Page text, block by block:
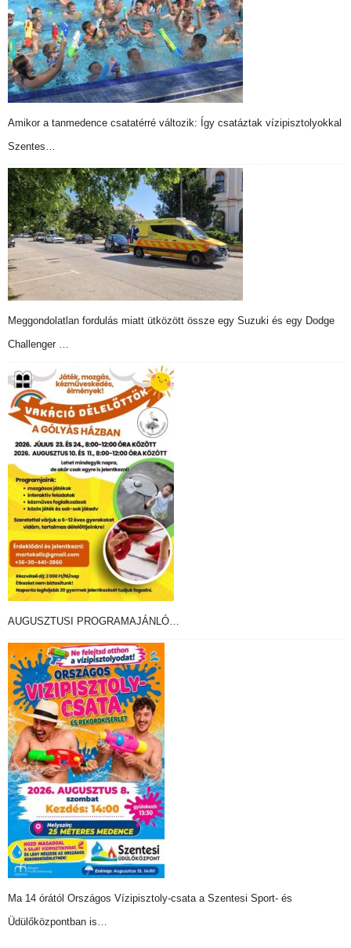
Amikor a tanmedence csatatérré változik: Így csatáztak vízipisztolyokkal
Szentes…
Meggondolatlan fordulás miatt ütközött össze egy Suzuki és egy Dodge
Challenger …
AUGUSZTUSI PROGRAMAJÁNLÓ…
Ma 14 órától Országos Vízipisztoly-csata a Szentesi Sport- és
Üdülőközpontban is…